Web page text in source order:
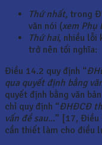
Thứ nhất, trong
văn nói (xem Phụ
Thứ hai, nhiều lỗi
trở nên tối nghĩa:
Điều 14.2 quy định “
qua quyết định bằng
quyết định bằng văn
chỉ quy định “ĐHĐCĐ
vấn đề sau...” [17, Điều
cần thiết làm cho điều